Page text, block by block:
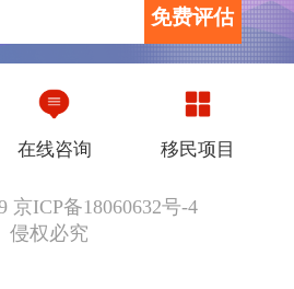
免费评估
在线咨询 移民项目
京ICP备18060632号-4
侵权必究